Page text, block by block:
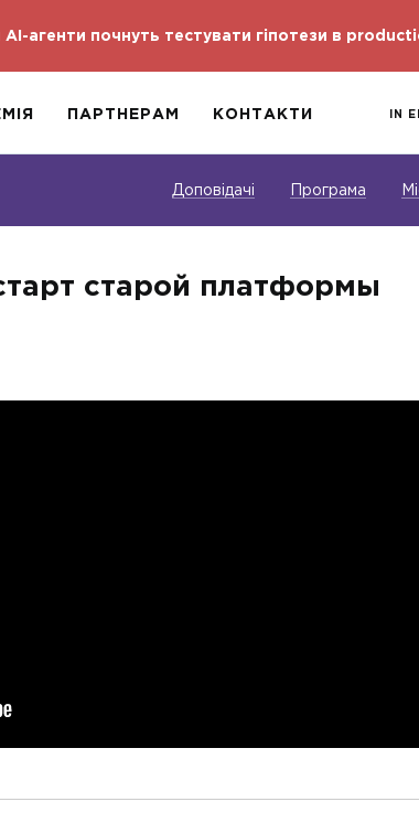
агенти почнуть тестувати гіпотези в
ПАРТНЕРАМ КОНТАКТИ IN
Доповідачі Програма
старой платформы